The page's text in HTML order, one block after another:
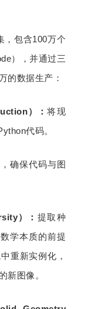
，包含100万个
），并通过三
的数据生产：
）：将现
代码。
确保代码与图
）： 提取种
学本质的前提
重新实例化，
新图像。